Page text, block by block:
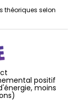
théoriques selon
positif
moins